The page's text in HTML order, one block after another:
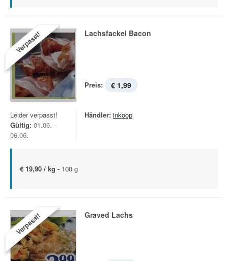
Verpasst! Lachsfackel Bacon
Preis: € 1,99
Leider verpasst!
Gültig: 01.06. -
06.06.
Händler: inkoop
€ 19,90 / kg - 100 g
Verpasst! Graved Lachs